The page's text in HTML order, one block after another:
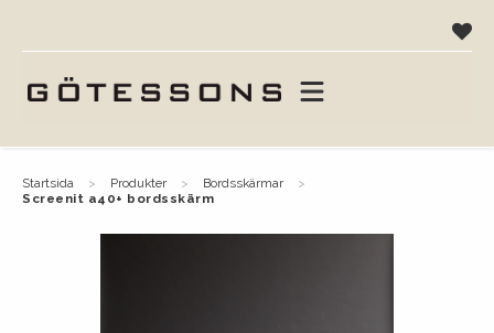
startsida produkter
bordsskärmar
screenit a40+ bordsskärm